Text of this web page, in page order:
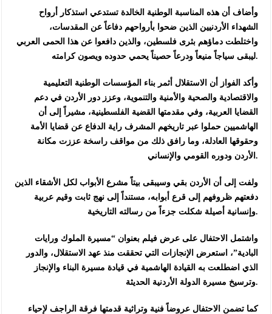
وأضاف أن هذه المناسبة الوطنية الخالدة تستدعي استذكار أرواح
الشهداء الأردنيين الذين ضحوا بأرواحهم دفاعاً عن المقدسات،
واختلطت دماؤهم بثرى فلسطين، والذين دافعوا عن هذا الحمى العربي
ليبقى سياجاً منيعاً ودرعاً حصيناً يحمي حدوده ويصون كرامته.
وأكد الفواز أن الاستقلال أثمر بناء المؤسسات الوطنية التعليمية
والاقتصادية والصحية والأمنية والتنموية، وعزز دور الأردن في دعم
القضايا العربية، وفي مقدمتها القضية الفلسطينية، مشيراً إلى أن
الهاشميين حملوا عبر تاريخهم المشرف راية الدفاع عن قضايا الأمة
وحقوقها العادلة، وما رافق ذلك من مواقف راسخة عززت مكانة
الأردن ودوره القومي والإنساني.
ولفت إلى أن الأردن بقي وسيبقى بيتاً مشرع الأبواب لكل الأشقاء الذين
دفعتهم ظروفهم إلى قرع أبوابه، مستنداً إلى نهج ثابت وقيم عربية
وإنسانية أصيلة شكلت جزءاً من رسالته التاريخية.
واشتمل الاحتفال على عرض فيلم بعنوان “مسيرة الملوك ورايات
البادية”، استعرض الإنجازات التي تحققت منذ عهد الاستقلال، والدور
الذي اضطلعت به القيادة الهاشمية في قيادة مسيرة البناء والإنجاز
وترسيخ مسيرة الدولة الأردنية الحديثة.
كما تضمن الاحتفال عروضاً فنية وتراثية قدمتها فرقة الراجف لإحياء